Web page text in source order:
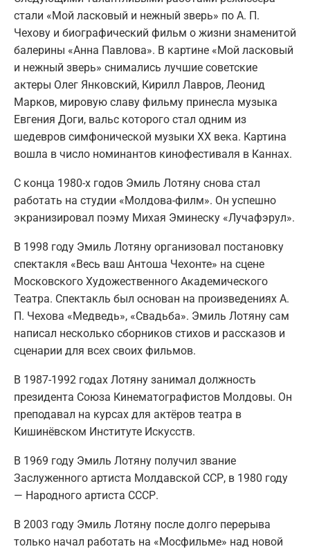
стали «Мой ласковый и нежный зверь» по А. П.
Чехову и биографический фильм о жизни знаменитой
балерины «Анна Павлова». В картине «Мой ласковый
и нежный зверь» снимались лучшие советские
актеры Олег Янковский, Кирилл Лавров, Леонид
Марков, мировую славу фильму принесла музыка
Евгения Доги, вальс которого стал одним из
шедевров симфонической музыки XX века. Картина
вошла в число номинантов кинофестиваля в Каннах.
С конца 1980-х годов Эмиль Лотяну снова стал
работать на студии «Молдова-филм». Он успешно
экранизировал поэму Михая Эминеску «Лучафэрул».
В 1998 году Эмиль Лотяну организовал постановку
спектакля «Весь ваш Антоша Чехонте» на сцене
Московского Художественного Академического
Театра. Спектакль был основан на произведениях А.
П. Чехова «Медведь», «Свадьба». Эмиль Лотяну сам
написал несколько сборников стихов и рассказов и
сценарии для всех своих фильмов.
В 1987-1992 годах Лотяну занимал должность
президента Союза Кинематографистов Молдовы. Он
преподавал на курсах для актёров театра в
Кишинёвском Институте Искусств.
В 1969 году Эмиль Лотяну получил звание
Заслуженного артиста Молдавской ССР, в 1980 году
— Народного артиста СССР.
В 2003 году Эмиль Лотяну после долго перерыва
только начал работать на «Мосфильме» над новой